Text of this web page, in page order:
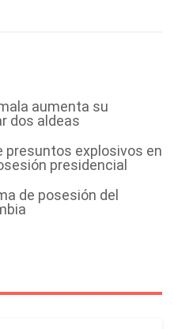
aumenta su
dos aldeas
presuntos explosivos en
presidencial
de posesión del